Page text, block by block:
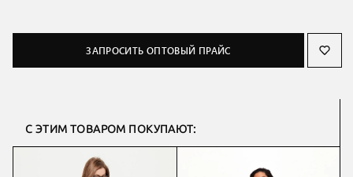
ЗАПРОСИТЬ ОПТОВЫЙ ПРАЙС
С ЭТИМ ТОВАРОМ ПОКУПАЮТ: